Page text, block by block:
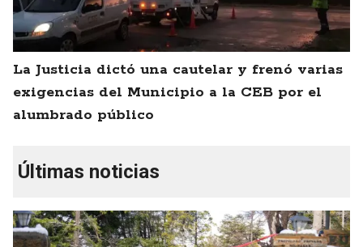
La Justicia dictó una cautelar y frenó varias
exigencias del Municipio a la CEB por el
alumbrado público
Últimas noticias